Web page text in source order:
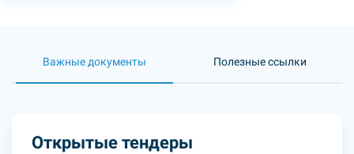
Важные документы Полезные ссылки
Открытые тендеры